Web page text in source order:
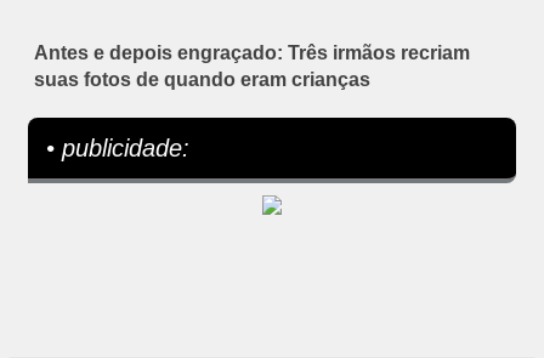
Antes e depois engraçado: Três irmãos recriam
suas fotos de quando eram crianças
• publicidade: